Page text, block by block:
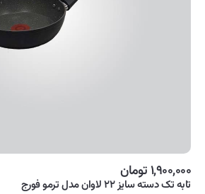
۱,۹۰۰,۰۰۰ تومان
تابه تک دسته سایز ۲۲ لاوان مدل ترمو فورج